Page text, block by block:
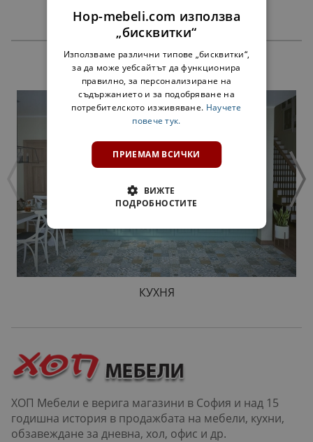
ПРОДУКТИ
КУХНЯ
ХОП Мебели е верига магазини в София и над 15
годишна история в продажбата на мебели, кухни,
обзавеждане за дневна, хол, офис и др.
Hop-mebeli.com използва
„бисквитки“
Използваме различни типове „бисквитки“,
за да може уебсайтът да функционира
правилно, за персонализиране на
съдържанието и за подобряване на
потребителското изживяване. Научете
повече тук.
ПРИЕМАМ ВСИЧКИ
ВИЖТЕ
ПОДРОБНОСТИТЕ